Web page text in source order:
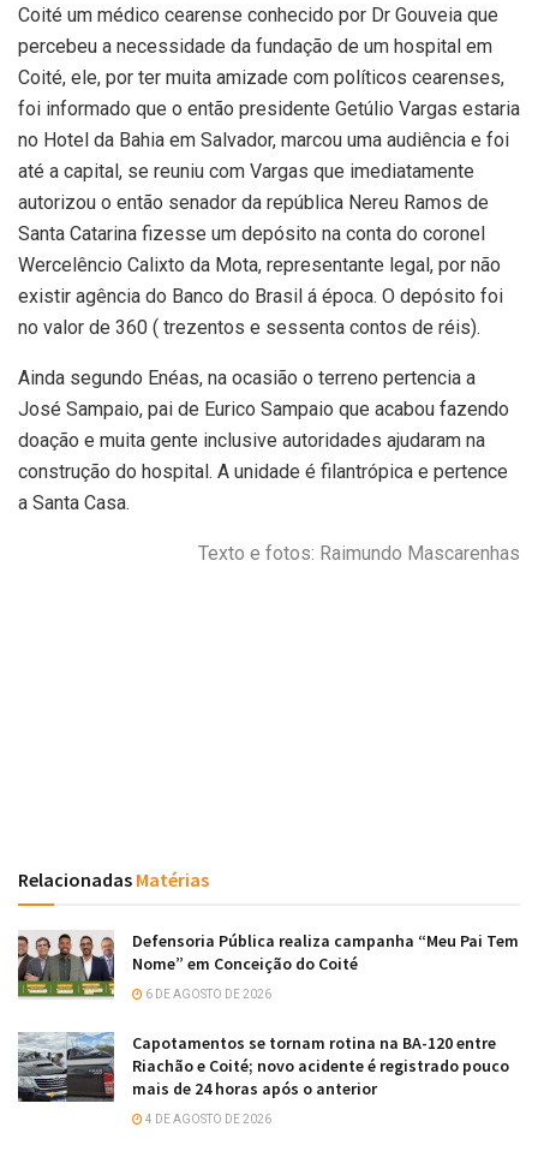
Coité um médico cearense conhecido por Dr Gouveia que
percebeu a necessidade da fundação de um hospital em
Coité, ele, por ter muita amizade com políticos cearenses,
foi informado que o então presidente Getúlio Vargas estaria
no Hotel da Bahia em Salvador, marcou uma audiência e foi
até a capital, se reuniu com Vargas que imediatamente
autorizou o então senador da república Nereu Ramos de
Santa Catarina fizesse um depósito na conta do coronel
Wercelêncio Calixto da Mota, representante legal, por não
existir agência do Banco do Brasil á época. O depósito foi
no valor de 360 ( trezentos e sessenta contos de réis).
Ainda segundo Enéas, na ocasião o terreno pertencia a
José Sampaio, pai de Eurico Sampaio que acabou fazendo
doação e muita gente inclusive autoridades ajudaram na
construção do hospital. A unidade é filantrópica e pertence
a Santa Casa.
Texto e fotos: Raimundo Mascarenhas
Relacionadas Matérias
Defensoria Pública realiza campanha “Meu Pai Tem
Nome” em Conceição do Coité
6 DE AGOSTO DE 2026
Capotamentos se tornam rotina na BA-120 entre
Riachão e Coité; novo acidente é registrado pouco
mais de 24 horas após o anterior
4 DE AGOSTO DE 2026